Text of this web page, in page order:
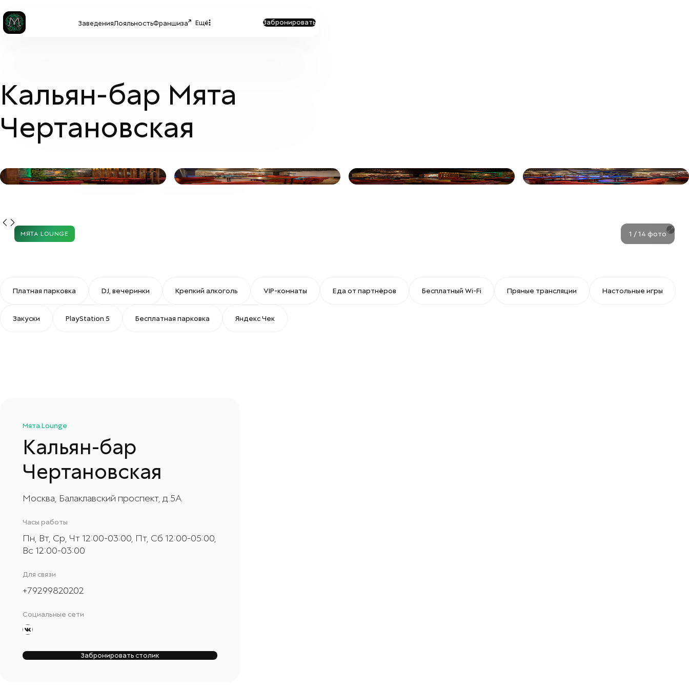
ЗаведенияЛояльностьФраншиза Ещё Забронировать
Кальян-бар Мята
Чертановская
МЯТА LOUNGE
МЯТА LOUNGE 1 /14 фото
Платная парковка DJ, вечеринки Крепкий алкоголь VIP-комнаты Еда от партнёров Бесплатный Wi-Fi Прямые трансляции Настольные игры
Закуски PlayStation 5 Бесплатная парковка Яндекс Чек
Мята Lounge
Кальян-бар
Чертановская
Москва, Балаклавский проспект, д.5А
Часы работы
Пн, Вт, Ср, Чт 12:00-03:00, Пт, Сб 12:00-05:00,
Вс 12:00-03:00
Для связи
+79299820202
Социальные сети
Забронировать столик